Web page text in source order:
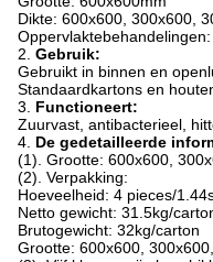
Dikte: 600x600, 300x600,
2. Gebruik:
Gebruikt in binnen en
Standaardkartons en
3. Functioneert:
Zuurvast, antibacterieel,
4. De gedetailleerde
(1). Grootte: 600x600,
(2). Verpakking:
Hoeveelheid: 4 pieces/
Netto gewicht: 31.5kg/
Brutogewicht: 32kg/carton
Grootte: 600x600,